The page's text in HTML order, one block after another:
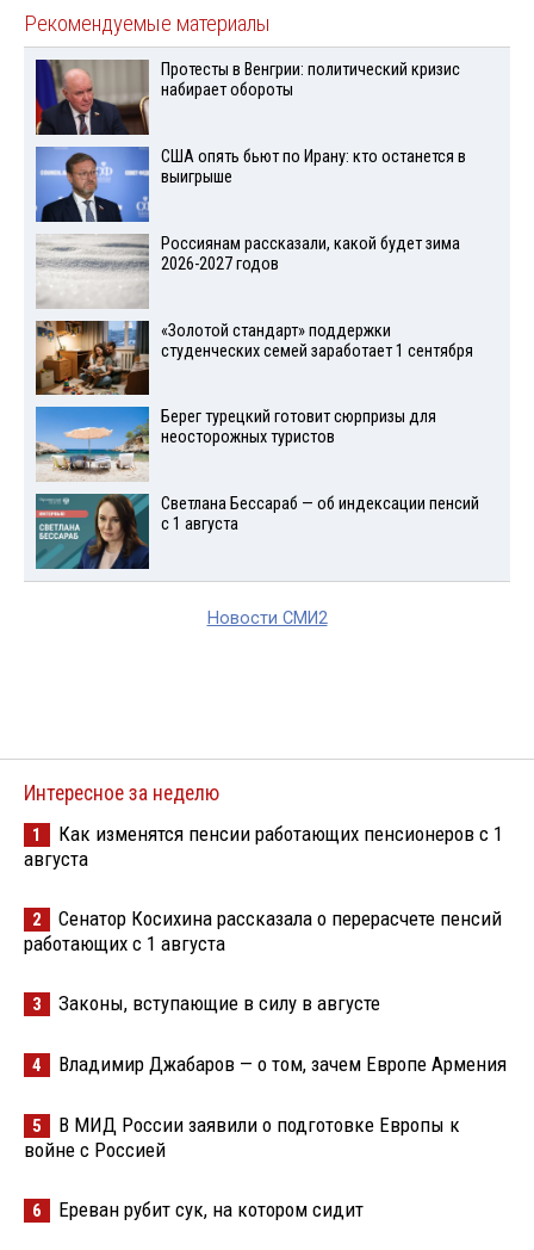
Рекомендуемые материалы
Протесты в Венгрии: политический кризис
набирает обороты
США опять бьют по Ирану: кто останется в
выигрыше
Россиянам рассказали, какой будет зима
2026-2027 годов
«Золотой стандарт» поддержки
студенческих семей заработает 1 сентября
Берег турецкий готовит сюрпризы для
неосторожных туристов
Светлана Бессараб — об индексации пенсий
с 1 августа
Новости СМИ2
Интересное за неделю
1
Как изменятся пенсии работающих пенсионеров с 1
августа
2
Сенатор Косихина рассказала о перерасчете пенсий
работающих с 1 августа
3 Законы, вступающие в силу в августе
4 Владимир Джабаров — о том, зачем Европе Армения
5
В МИД России заявили о подготовке Европы к
войне с Россией
6 Ереван рубит сук, на котором сидит